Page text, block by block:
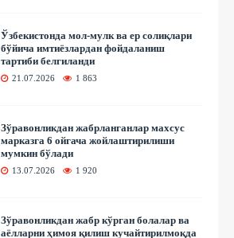
Ўзбекистонда мол-мулк ва ер солиқлари
бўйича имтиёзлардан фойдаланиш
тартиби белгиланди
21.07.2026 1 863
Зўравонликдан жабрланганлар махсус
марказга 6 ойгача жойлаштирилиши
мумкин бўлади
13.07.2026 1 920
Зўравонликдан жабр кўрган болалар ва
аёлларни ҳимоя қилиш кучайтирилмоқда